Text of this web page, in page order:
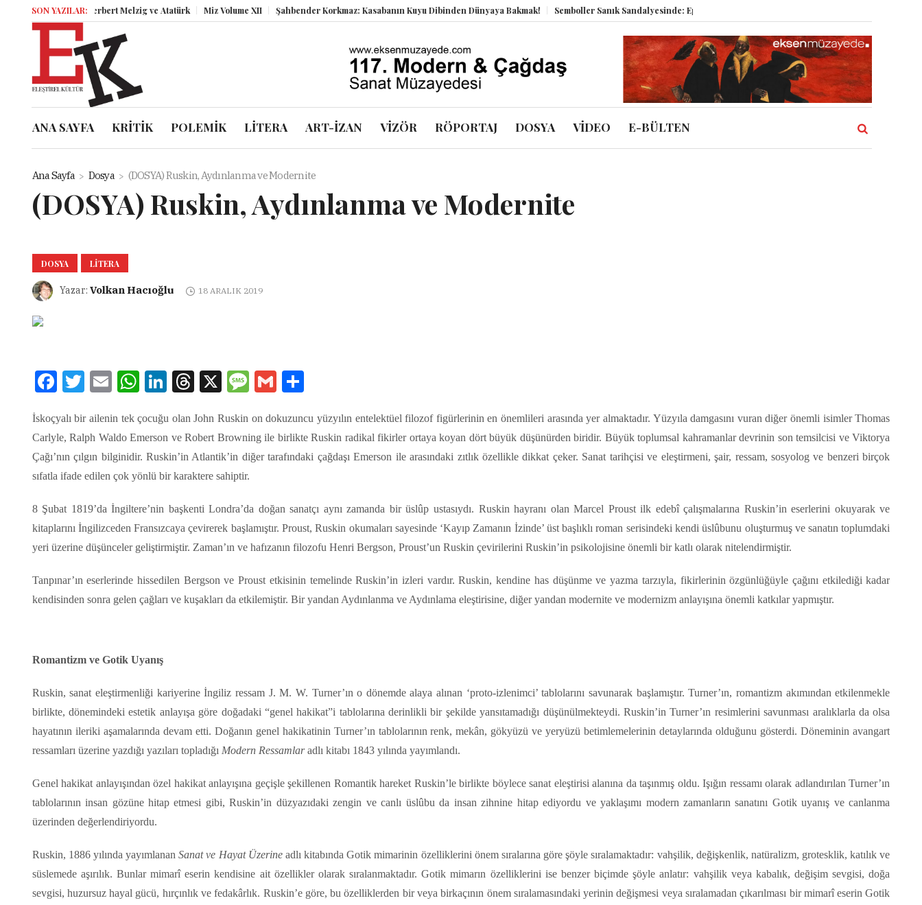
SON YAZILAR:Herbert Melzig ve Atatürk Miz Volume XII Şahbender Korkmaz: Kasabanın Kuyu Dibinden Dünyaya Bakmak! Semboller Sanık Sandalyesinde: Epstein vakası kadim tanrıları nasıl komplo kanıtına dönüştürdü?
ANA SAYFA KRİTİK POLEMİK LİTERA ART-İZAN VİZÖR RÖPORTAJ DOSYA VİDEO E-BÜLTEN
Ana Sayfa Dosya (DOSYA) Ruskin, Aydınlanma ve Modernite
(DOSYA) Ruskin, Aydınlanma ve Modernite
DOSYA LITERA
Yazar: Volkan Hacıoğlu 18 ARALIK 2019
FacebookTwitterEmail WhatsAppLinkedInThreads
X Message
Gmail
İskoçyalı bir ailenin tek çocuğu olan John Ruskin on dokuzuncu yüzyılın entelektüel filozof figürlerinin en önemlileri arasında yer almaktadır. Yüzyıla damgasını vuran diğer önemli isimler Thomas
Carlyle, Ralph Waldo Emerson ve Robert Browning ile birlikte Ruskin radikal fikirler ortaya koyan dört büyük düşünürden biridir. Büyük toplumsal kahramanlar devrinin son temsilcisi ve Viktorya
Çağı’nın çılgın bilginidir. Ruskin’in Atlantik’in diğer tarafındaki çağdaşı Emerson ile arasındaki zıtlık özellikle dikkat çeker. Sanat tarihçisi ve eleştirmeni, şair, ressam, sosyolog ve benzeri birçok
sıfatla ifade edilen çok yönlü bir karaktere sahiptir.
8 Şubat 1819’da İngiltere’nin başkenti Londra’da doğan sanatçı aynı zamanda bir üslûp ustasıydı. Ruskin hayranı olan Marcel Proust ilk edebî çalışmalarına Ruskin’in eserlerini okuyarak ve
kitaplarını İngilizceden Fransızcaya çevirerek başlamıştır. Proust, Ruskin okumaları sayesinde ‘Kayıp Zamanın İzinde’ üst başlıklı roman serisindeki kendi üslûbunu oluşturmuş ve sanatın toplumdaki
yeri üzerine düşünceler geliştirmiştir. Zaman’ın ve hafızanın filozofu Henri Bergson, Proust’un Ruskin çevirilerini Ruskin’in psikolojisine önemli bir katlı olarak nitelendirmiştir.
Tanpınar’ın eserlerinde hissedilen Bergson ve Proust etkisinin temelinde Ruskin’in izleri vardır. Ruskin, kendine has düşünme ve yazma tarzıyla, fikirlerinin özgünlüğüyle çağını etkilediği kadar
kendisinden sonra gelen çağları ve kuşakları da etkilemiştir. Bir yandan Aydınlanma ve Aydınlama eleştirisine, diğer yandan modernite ve modernizm anlayışına önemli katkılar yapmıştır.
Romantizm ve Gotik Uyanış
Ruskin, sanat eleştirmenliği kariyerine İngiliz ressam J. M. W. Turner’ın o dönemde alaya alınan ‘proto-izlenimci’ tablolarını savunarak başlamıştır. Turner’ın, romantizm akımından etkilenmekle
birlikte, dönemindeki estetik anlayışa göre doğadaki “genel hakikat”i tablolarına derinlikli bir şekilde yansıtamadığı düşünülmekteydi. Ruskin’in Turner’ın resimlerini savunması aralıklarla da olsa
hayatının ileriki aşamalarında devam etti. Doğanın genel hakikatinin Turner’ın tablolarının renk, mekân, gökyüzü ve yeryüzü betimlemelerinin detaylarında olduğunu gösterdi. Döneminin avangart
ressamları üzerine yazdığı yazıları topladığı Modern Ressamlaradlı kitabı 1843 yılında yayımlandı.
Genel hakikat anlayışından özel hakikat anlayışına geçişle şekillenen Romantik hareket Ruskin’le birlikte böylece sanat eleştirisi alanına da taşınmış oldu. Işığın ressamı olarak adlandırılan Turner’ın
tablolarının insan gözüne hitap etmesi gibi, Ruskin’in düzyazıdaki zengin ve canlı üslûbu da insan zihnine hitap ediyordu ve yaklaşımı modern zamanların sanatını Gotik uyanış ve canlanma
üzerinden değerlendiriyordu.
Ruskin, 1886 yılında yayımlananSanat ve Hayat Üzerineadlı kitabında Gotik mimarinin özelliklerini önem sıralarına göre şöyle sıralamaktadır: vahşilik, değişkenlik, natüralizm, grotesklik, katılık ve
süslemede aşırılık. Bunlar mimarî eserin kendisine ait özellikler olarak sıralanmaktadır. Gotik mimarın özelliklerini ise benzer biçimde şöyle anlatır: vahşilik veya kabalık, değişim sevgisi, doğa
sevgisi, huzursuz hayal gücü, hırçınlık ve fedakârlık. Ruskin’e göre, bu özelliklerden bir veya birkaçının önem sıralamasındaki yerinin değişmesi veya sıralamadan çıkarılması bir mimarî eserin Gotik